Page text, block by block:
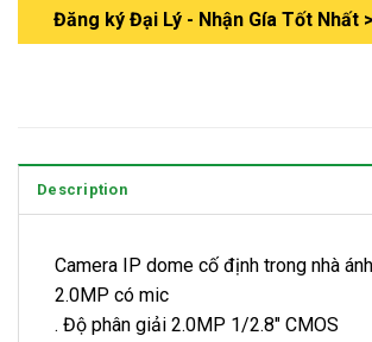
Đăng ký Đại Lý - Nhận Gía Tốt Nhất
Description
Camera IP dome cố định trong nhà
2.0MP có mic
. Độ phân giải 2.0MP 1/2.8″ CMOS